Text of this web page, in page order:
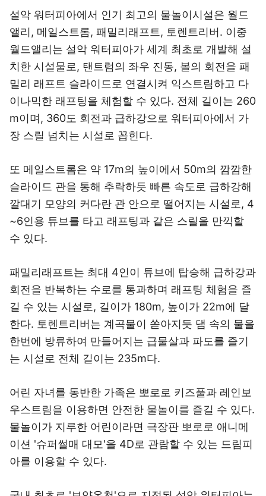
설악 워터피아에서 인기 최고의 물놀이시설은 월드
앨리, 메일스트롬, 패밀리래프트, 토렌트리버. 이중
월드앨리는 설악 워터피아가 세계 최초로 개발해 설
치한 시설물로, 탠트럼의 좌우 진동, 볼의 회전을 패
밀리 래프트 슬라이드로 연결시켜 익스트림하고 다
이나믹한 래프팅을 체험할 수 있다. 전체 길이는 260
m이며, 360도 회전과 급하강으로 워터피아에서 가
장 스릴 넘치는 시설로 꼽힌다.
또 메일스트롬은 약 17m의 높이에서 50m의 깜깜한
슬라이드 관을 통해 추락하듯 빠른 속도로 급하강해
깔대기 모양의 커다란 관 안으로 떨어지는 시설로, 4
~6인용 튜브를 타고 래프팅과 같은 스릴을 만끽할
수 있다.
패밀리래프트는 최대 4인이 튜브에 탑승해 급하강과
회전을 반복하는 수로를 통과하며 래프팅 체험을 즐
길 수 있는 시설로, 길이가 180m, 높이가 22m에 달
한다. 토렌트리버는 계곡물이 쏟아지듯 댐 속의 물을
한번에 방류하여 만들어지는 급물살과 파도를 즐기
는 시설로 전체 길이는 235m다.
어린 자녀를 동반한 가족은 뽀로로 키즈풀과 레인보
우스트림을 이용하면 안전한 물놀이를 즐길 수 있다.
물놀이가 지루한 어린이라면 극장판 뽀로로 애니메
이션 '슈퍼썰매 대모'을 4D로 관람할 수 있는 드림피
아를 이용할 수 있다.